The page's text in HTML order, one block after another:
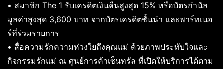
• สมาชิก The 1 รับเครดิตเงินคืนสูงสุด 15% หรือบัตรกำนัล
มูลค่าสูงสุด 3,600 บาท จากบัตรเครดิตชั้นนำ และพาร์ทเนอ
ร์ที่ร่วมรายการ
• สื่อความรักความห่วงใยถึงคุณแม่ ด้วยภาพประทับใจและ
กิจกรรมรักแม่ ณ ศูนย์การค้าเซ็นทรัล ที่เปิดให้บริการได้ตาม